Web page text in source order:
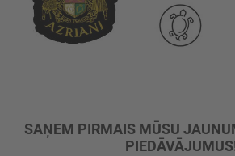
SAŅEM PIRMAIS MŪSU